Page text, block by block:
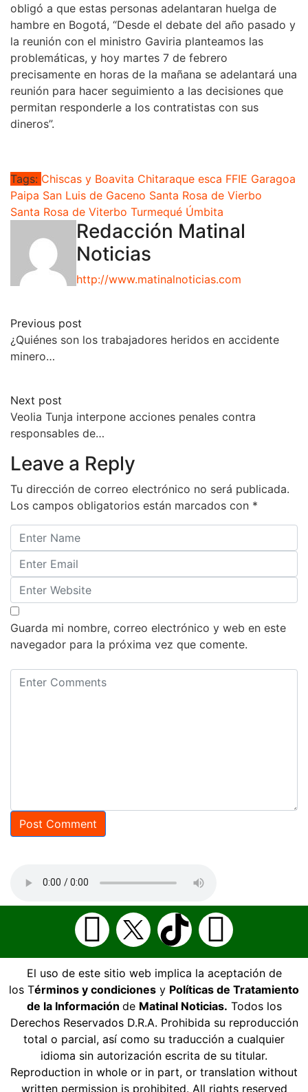
obligó a que estas personas adelantaran huelga de
hambre en Bogotá, “Desde el debate del año pasado y
la reunión con el ministro Gaviria planteamos las
problemáticas, y hoy martes 7 de febrero
precisamente en horas de la mañana se adelantará una
reunión para hacer seguimiento a las decisiones que
permitan responderle a los contratistas con sus
dineros”.
Tags: Chiscas y Boavita Chitaraque esca FFIE Garagoa
Paipa San Luis de Gaceno Santa Rosa de Vierbo
Santa Rosa de Viterbo Turmequé Úmbita
Redacción Matinal
Noticias
http://www.matinalnoticias.com
Previous post
¿Quiénes son los trabajadores heridos en accidente
minero…
Next post
Veolia Tunja interpone acciones penales contra
responsables de…
Leave a Reply
Tu dirección de correo electrónico no será publicada.
Los campos obligatorios están marcados con *
Guarda mi nombre, correo electrónico y web en este
navegador para la próxima vez que comente.
El uso de este sitio web implica la aceptación de
los Términos y condiciones y Políticas de Tratamiento
de la Información de Matinal Noticias. Todos los
Derechos Reservados D.R.A. Prohibida su reproducción
total o parcial, así como su traducción a cualquier
idioma sin autorización escrita de su titular.
Reproduction in whole or in part, or translation without
written permission is prohibited. All rights reserved